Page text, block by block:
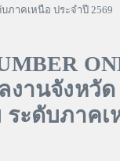
ภาคเหนือ ประจำปี 2569
งานจังหวัด
ะดับภาคเ